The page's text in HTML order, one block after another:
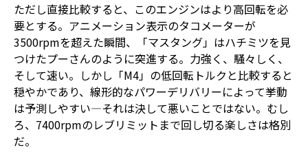
ただし直接比較すると、このエンジンはより高回転を必
要とする。アニメーション表示のタコメーターが
3500rpmを超えた瞬間、「マスタング」はハチミツを見
つけたプーさんのように突進する。力強く、騒々しく、
そして速い。しかし「M4」の低回転トルクと比較すると
穏やかであり、線形的なパワーデリバリーによって挙動
は予測しやすい―それは決して悪いことではない。むし
ろ、7400rpmのレブリミットまで回し切る楽しさは格別
だ。